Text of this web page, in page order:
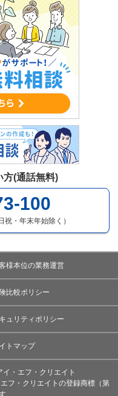
方(通話無料)
100
祝・年末年始除く）
様本位の業務運営
比較ポリシー
ュリティポリシー
トマップ
・エフ・クリエイト
フ・クリエイトの登録商標（第
。